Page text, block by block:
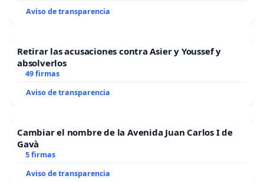
Aviso de transparencia
Retirar las acusaciones contra Asier y Youssef y
absolverlos
49 firmas
Aviso de transparencia
Cambiar el nombre de la Avenida Juan Carlos I de
Gavà
5 firmas
Aviso de transparencia